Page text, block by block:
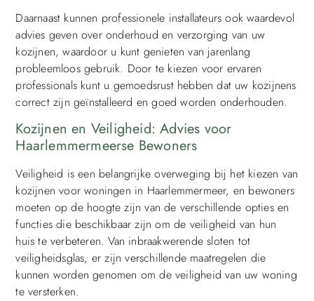
Daarnaast kunnen professionele installateurs ook waardevol
advies geven over onderhoud en verzorging van uw
kozijnen, waardoor u kunt genieten van jarenlang
probleemloos gebruik. Door te kiezen voor ervaren
professionals kunt u gemoedsrust hebben dat uw kozijnens
correct zijn geïnstalleerd en goed worden onderhouden.
Kozijnen en Veiligheid: Advies voor
Haarlemmermeerse Bewoners
Veiligheid is een belangrijke overweging bij het kiezen van
kozijnen voor woningen in Haarlemmermeer, en bewoners
moeten op de hoogte zijn van de verschillende opties en
functies die beschikbaar zijn om de veiligheid van hun
huis te verbeteren. Van inbraakwerende sloten tot
veiligheidsglas, er zijn verschillende maatregelen die
kunnen worden genomen om de veiligheid van uw woning
te versterken.